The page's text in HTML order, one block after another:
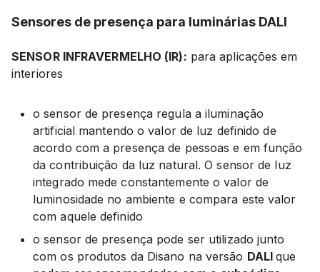
Sensores de presença para luminárias DALI
SENSOR INFRAVERMELHO (IR): para aplicações em
interiores
o sensor de presença regula a iluminação
artificial mantendo o valor de luz definido de
acordo com a presença de pessoas e em função
da contribuição da luz natural. O sensor de luz
integrado mede constantemente o valor de
luminosidade no ambiente e compara este valor
com aquele definido
o sensor de presença pode ser utilizado junto
com os produtos da Disano na versão DALIque